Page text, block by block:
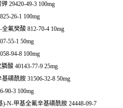
29420-49-3 100mg
26-1 100mg
氟癸酸 812-70-4 10mg
55-1 50mg
94-8 100mg
酸 40143-77-9 25mg
磺酰胺 31506-32-8 50mg
90-3 100mg
)-N-甲基全氟辛基磺酰胺 24448-09-7